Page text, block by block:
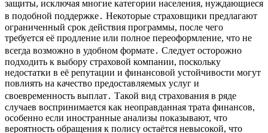
защиты, исключая многие категории населения, нуждающиеся
в подобной поддержке․ Некоторые страховщики предлагают
ограниченный срок действия программы, после чего
требуется её продление или полное переоформление, что не
всегда возможно в удобном формате․ Следует осторожно
подходить к выбору страховой компании, поскольку
недостатки в её репутации и финансовой устойчивости могут
повлиять на качество предоставляемых услуг и
своевременность выплат․ Такой вид страхования в ряде
случаев воспринимается как неоправданная трата финансов,
особенно если иностранные анализы показывают, что
вероятность обращения к полису остаётся невысокой, что